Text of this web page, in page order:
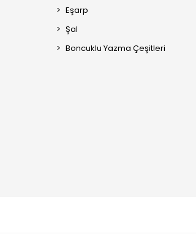
Eşarp
Şal
Boncuklu Yazma Çeşitleri